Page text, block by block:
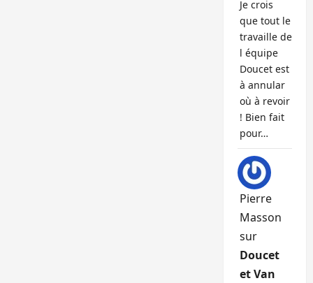
Je crois
que tout le
travaille de
l équipe
Doucet est
à annular
où à revoir
! Bien fait
pour…
Pierre
Masson
sur
Doucet
et Van